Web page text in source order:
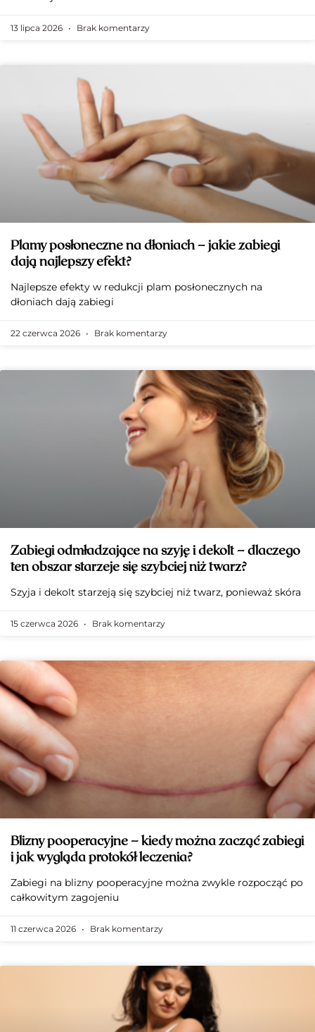
13 lipca 2026 Brak komentarzy
Plamy posłoneczne na dłoniach – jakie zabiegi
dają najlepszy efekt?
Najlepsze efekty w redukcji plam posłonecznych na
dłoniach dają zabiegi
22 czerwca 2026 Brak komentarzy
Zabiegi odmładzające na szyję i dekolt – dlaczego
ten obszar starzeje się szybciej niż twarz?
Szyja i dekolt starzeją się szybciej niż twarz, ponieważ skóra
15 czerwca 2026 Brak komentarzy
Blizny pooperacyjne – kiedy można zacząć zabiegi
i jak wygląda protokół leczenia?
Zabiegi na blizny pooperacyjne można zwykle rozpocząć po
całkowitym zagojeniu
11 czerwca 2026 Brak komentarzy